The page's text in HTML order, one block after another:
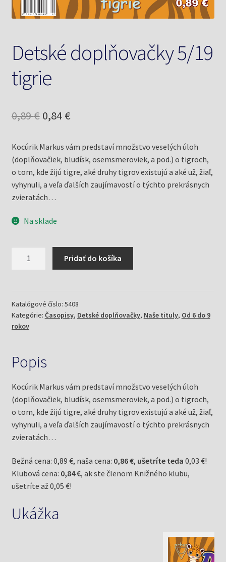
Detské doplňovačky 5/19
tigrie
0,89€ Pôvodná
bola:
0,89 €.
0,84 €Aktuálna
je:
0,84 €.
Kocúrik Markus vám predstaví množstvo veselých úloh
(doplňovačiek, bludísk, osemsmeroviek, a pod.) o tigroch,
o tom, kde žijú tigre, aké druhy tigrov existujú a aké už, žiaľ,
vyhynuli, a veľa ďalších zaujímavostí o týchto prekrásnych
zvieratách…
Na sklade
tigrie
Pridať do košíka
Katalógové číslo: 5408
Kategórie: Časopisy, Detské doplňovačky, Naše tituly, Od 6 do 9
rokov
Popis
Kocúrik Markus vám predstaví množstvo veselých úloh
(doplňovačiek, bludísk, osemsmeroviek, a pod.) o tigroch,
o tom, kde žijú tigre, aké druhy tigrov existujú a aké už, žiaľ,
vyhynuli, a veľa ďalších zaujímavostí o týchto prekrásnych
zvieratách…
Bežná cena: 0,89 €, naša cena: 0,86 €, ušetríte teda 0,03 €!
Klubová cena: 0,84 €, ak ste členom Knižného klubu,
ušetríte až 0,05 €!
Ukážka